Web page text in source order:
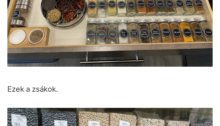
Ezek a zsákok.